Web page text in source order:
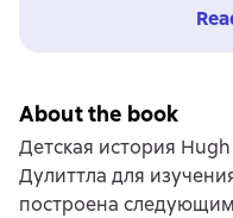
About the book
Детская история
Дулиттла для
построена